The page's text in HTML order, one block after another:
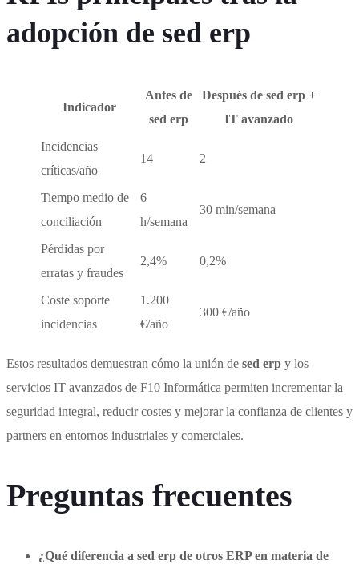
adopción de sed erp
Indicador
Antes de
sed erp
Después de sed erp +
IT avanzado
Incidencias
críticas/año
14 2
Tiempo medio de
conciliación
6
h/semana
30 min/semana
Pérdidas por
erratas y fraudes
2,4% 0,2%
Coste soporte
incidencias
1.200
€/año
300 €/año
Estos resultados demuestran cómo la unión de sed erp y los
servicios IT avanzados de F10 Informática permiten incrementar la
seguridad integral, reducir costes y mejorar la confianza de clientes y
partners en entornos industriales y comerciales.
Preguntas frecuentes
¿Qué diferencia a sed erp de otros ERP en materia de